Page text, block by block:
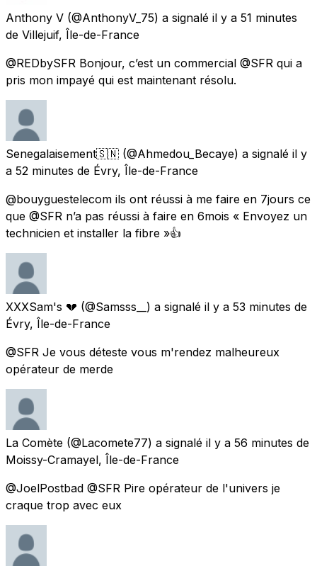
Anthony V (@AnthonyV_75) a signalé il y a 51 minutes
de Villejuif, Île-de-France
@REDbySFR Bonjour, c’est un commercial @SFR qui a
pris mon impayé qui est maintenant résolu.
Senegalaisement🇸🇳 (@Ahmedou_Becaye) a signalé il y
a 52 minutes de Évry, Île-de-France
@bouyguestelecom ils ont réussi à me faire en 7jours ce
que @SFR n’a pas réussi à faire en 6mois « Envoyez un
technicien et installer la fibre »👍
XXXSam's 💔 (@Samsss__) a signalé il y a 53 minutes de
Évry, Île-de-France
@SFR Je vous déteste vous m'rendez malheureux
opérateur de merde
La Comète (@Lacomete77) a signalé il y a 56 minutes de
Moissy-Cramayel, Île-de-France
@JoelPostbad @SFR Pire opérateur de l'univers je
craque trop avec eux